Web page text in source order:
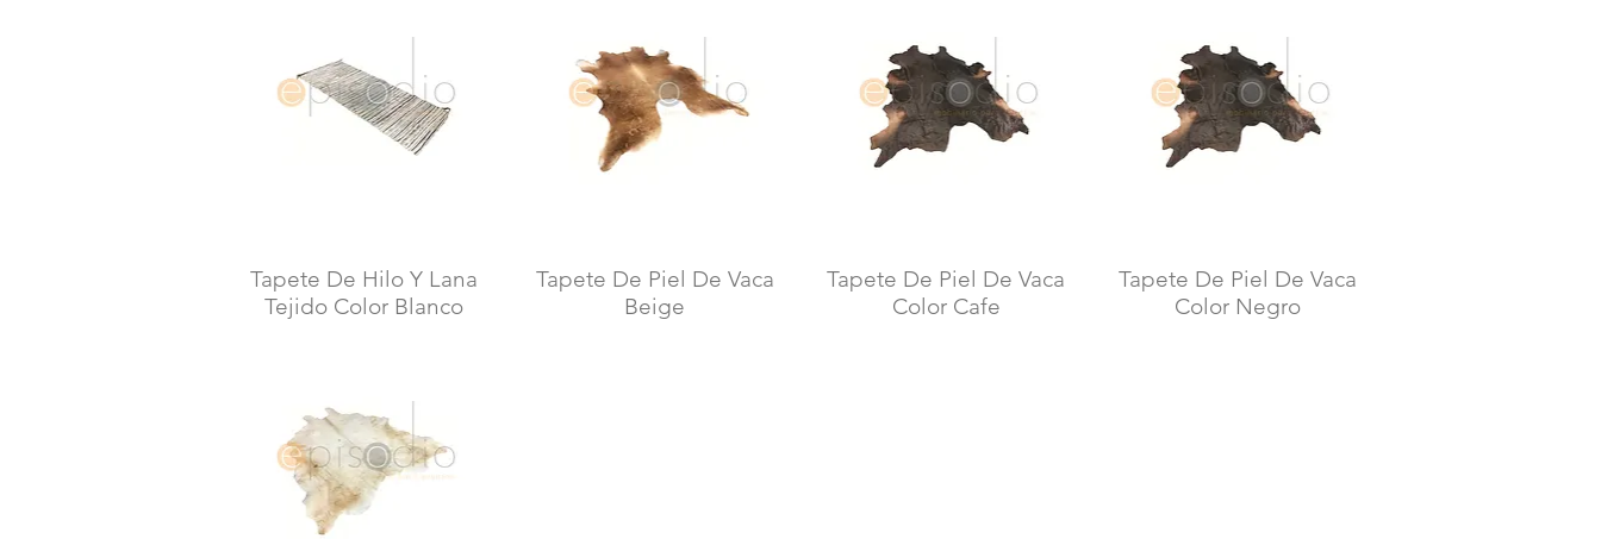
Vista rápida
Tapete De Hilo Y Lana
Tejido Color Blanco
Vista rápida
Tapete De Piel De Vaca
Beige
Vista rápida
Tapete De Piel De Vaca
Color Cafe
Vista rápida
Tapete De Piel De Vaca
Color Negro